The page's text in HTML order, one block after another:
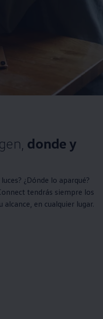
donde y
¿Dónde lo aparqué?
tendrás siempre los
en cualquier lugar.